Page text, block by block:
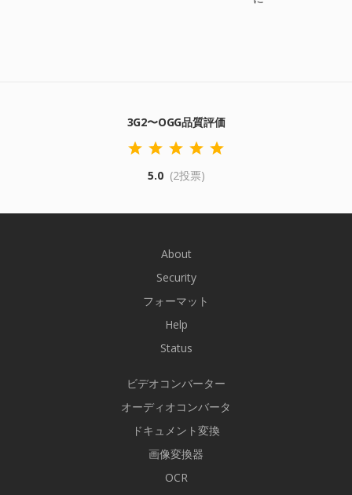
3G2〜OGG品質評価
5.0 (2投票)
About
Security
フォーマット
Help
Status
ビデオコンバーター
オーディオコンバータ
ドキュメント変換
画像変換器
OCR